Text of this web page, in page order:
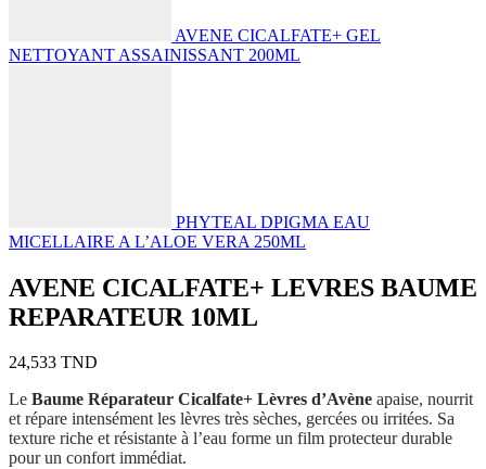
AVENE CICALFATE+ GEL
NETTOYANT ASSAINISSANT 200ML
PHYTEAL DPIGMA EAU
MICELLAIRE A L’ALOE VERA 250ML
AVENE CICALFATE+ LEVRES BAUME
REPARATEUR 10ML
24,533 TND
Le Baume Réparateur Cicalfate+ Lèvres d’Avène apaise, nourrit
et répare intensément les lèvres très sèches, gercées ou irritées. Sa
texture riche et résistante à l’eau forme un film protecteur durable
pour un confort immédiat.